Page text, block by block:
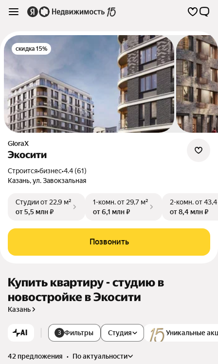
скидка 15%
GloraX
Экосити
Строится•бизнес•4.4 (61)
Казань,ул. Завокзальная
Студииот 22,9 м²
от 5,5 млн ₽
1-комн.от 29,7 м²
от 6,1 млн ₽
2-комн.от
от 8,4 млн ₽
Позвонить
Купить квартиру - студию в
новостройке в Экосити
Казань
AI 3 Фильтры Уникальные
Студия
42 предложения •
по актуальности